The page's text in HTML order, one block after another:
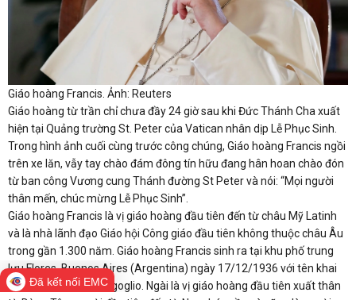
Giáo hoàng Francis. Ảnh: Reuters
Giáo hoàng từ trần chỉ chưa đầy 24 giờ sau khi Đức Thánh Cha xuất
hiện tại Quảng trường St. Peter của Vatican nhân dịp Lễ Phục Sinh.
Trong hình ảnh cuối cùng trước công chúng, Giáo hoàng Francis ngồi
trên xe lăn, vẫy tay chào đám đông tín hữu đang hân hoan chào đón
từ ban công Vương cung Thánh đường St Peter và nói: “Mọi người
thân mến, chúc mừng Lễ Phục Sinh”.
Giáo hoàng Francis là vị giáo hoàng đầu tiên đến từ châu Mỹ Latinh
và là nhà lãnh đạo Giáo hội Công giáo đầu tiên không thuộc châu Âu
trong gần 1.300 năm. Giáo hoàng Francis sinh ra tại khu phố trung
lưu Flores, Buenos Aires (Argentina) ngày 17/12/1936 với tên khai
sinh Jorge Mario Bergoglio. Ngài là vị giáo hoàng đầu tiên xuất thân
Đã kết nối EMC